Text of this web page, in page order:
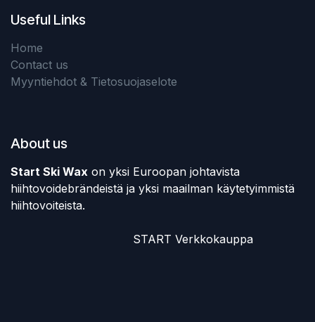
Useful Links
Home
Contact us
Myyntiehdot & Tietosuojaselote
About us
Start Ski Wax on yksi Euroopan johtavista
hiihtovoidebrändeistä ja yksi maailman käytetyimmistä
hiihtovoiteista.
​START Verkkokauppa